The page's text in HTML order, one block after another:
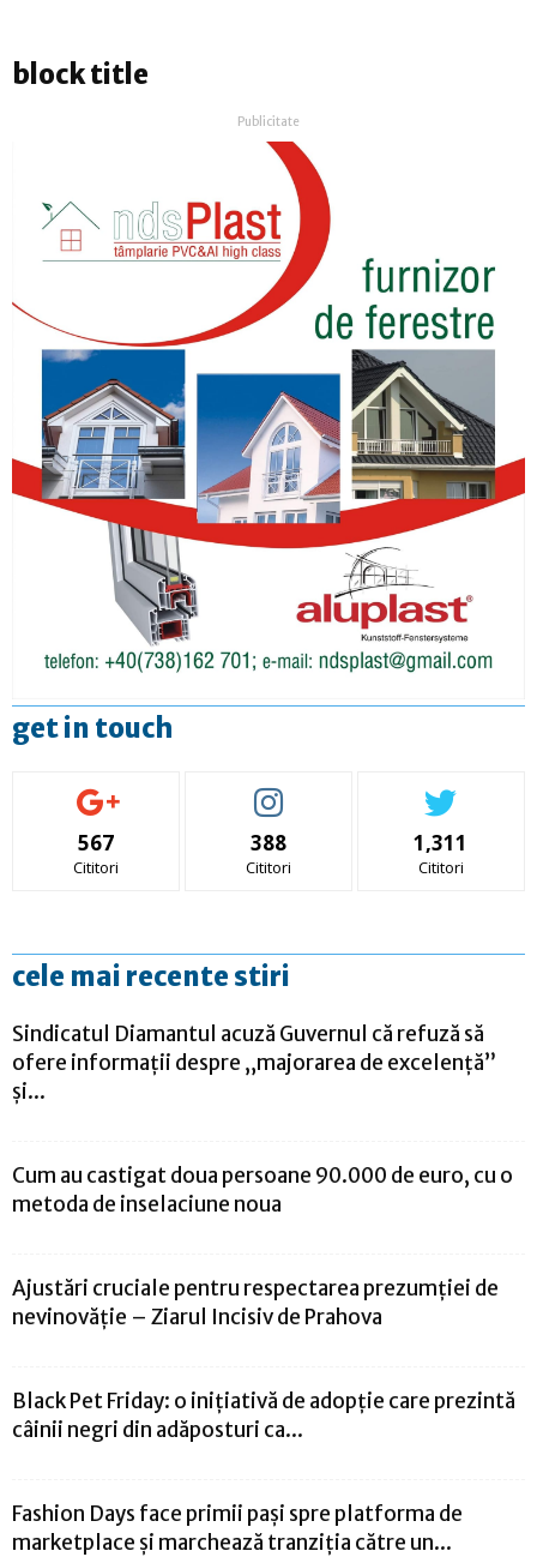
block title
Publicitate
get in touch
567
Cititori
388
Cititori
1,311
Cititori
cele mai recente stiri
Sindicatul Diamantul acuză Guvernul că refuză să
ofere informații despre „majorarea de excelență”
și...
Cum au castigat doua persoane 90.000 de euro, cu o
metoda de inselaciune noua
Ajustări cruciale pentru respectarea prezumției de
nevinovăție – Ziarul Incisiv de Prahova
Black Pet Friday: o inițiativă de adopție care prezintă
câinii negri din adăposturi ca...
Fashion Days face primii pași spre platforma de
marketplace și marchează tranziția către un...